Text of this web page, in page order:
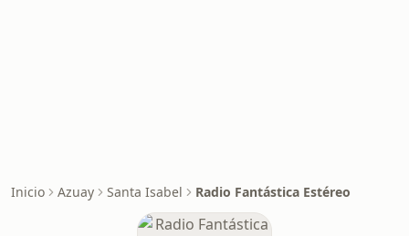
Inicio Azuay Santa Isabel Radio Fantástica Estéreo